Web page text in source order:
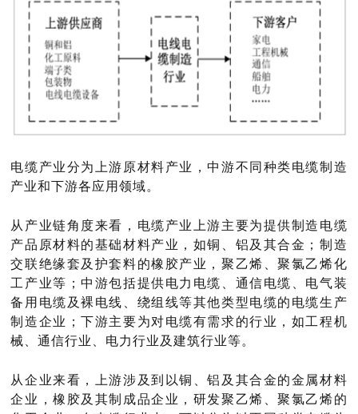
电缆产业分为上游原材料产业，中游不同种类电缆制造
产业和下游各应用领域。
从产业链角度来看，电缆产业上游主要为提供制造电缆
产品原材料的基础材料产业，如铜、铝及其合金；制造
交联绝缘套及护套料的橡胶产业，聚乙烯、聚氯乙烯化
工产业等；中游包括提供电力电缆、通信电缆、电气装
备用电缆及裸电线、绕组线等其他类型电缆的电缆生产
制造企业；下游主要为对电缆有需求的行业，如工程机
械、通信行业、电力行业及建筑行业等。
从企业来看，上游涉及到以铜、铝及其合金的金属材料
企业，橡胶及其制成品企业，研发聚乙烯、聚氯乙烯的